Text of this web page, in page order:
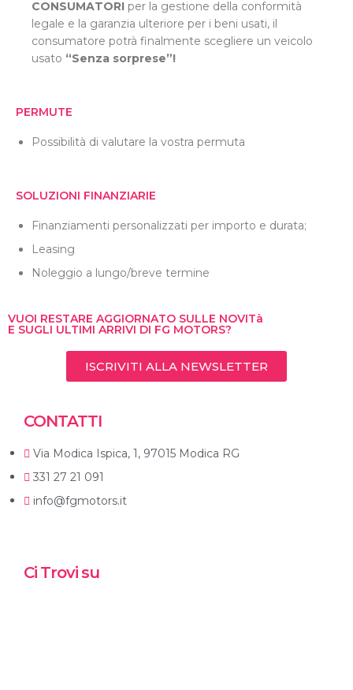
CONSUMATORI per la gestione della conformità
legale e la garanzia ulteriore per i beni usati, il
consumatore potrà finalmente scegliere un veicolo
usato “Senza sorprese”!
PERMUTE
Possibilità di valutare la vostra permuta
SOLUZIONI FINANZIARIE
Finanziamenti personalizzati per importo e durata;
Leasing
Noleggio a lungo/breve termine
VUOI RESTARE AGGIORNATO SULLE NOVITà
E SUGLI ULTIMI ARRIVI DI FG MOTORS?
ISCRIVITI ALLA NEWSLETTER
CONTATTI
Via Modica Ispica, 1, 97015 Modica RG
331 27 21 091
info@fgmotors.it
Ci Trovi su